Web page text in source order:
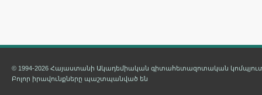
© 1994-2026 Հայաստանի Ակադեմիական գիտահետազոտական
Բոլոր իրավունքները պաշտպանված են